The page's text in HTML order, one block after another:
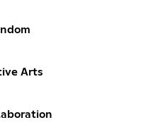
Arts